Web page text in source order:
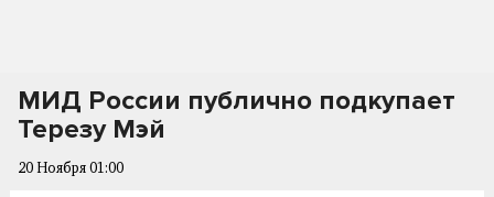
МИД России публично подкупает
Терезу Мэй
20 Ноября 01:00